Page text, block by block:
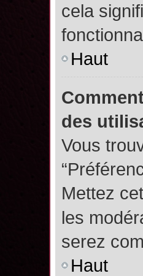
cela
Haut
des
Vous
Mettez
les
serez
Haut